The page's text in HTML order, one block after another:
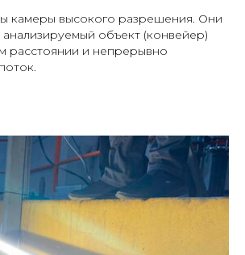
камеры высокого разрешения. Они
анализируемый объект (конвейер)
расстоянии и непрерывно